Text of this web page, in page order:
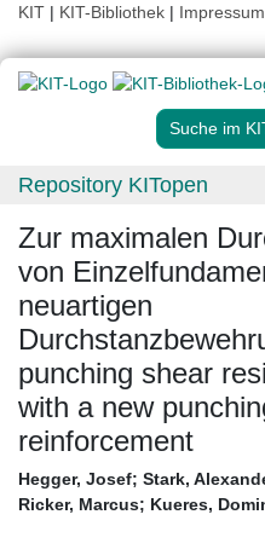
KIT | KIT-Bibliothek | Impressum
Suche im
Repository KITopen
Zur maximalen
von
neuartigen
punching shear
with a new
reinforcement
Hegger, Josef; Stark,
Ricker, Marcus; Kueres,